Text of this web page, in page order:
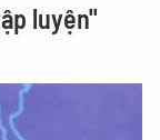
luyện"